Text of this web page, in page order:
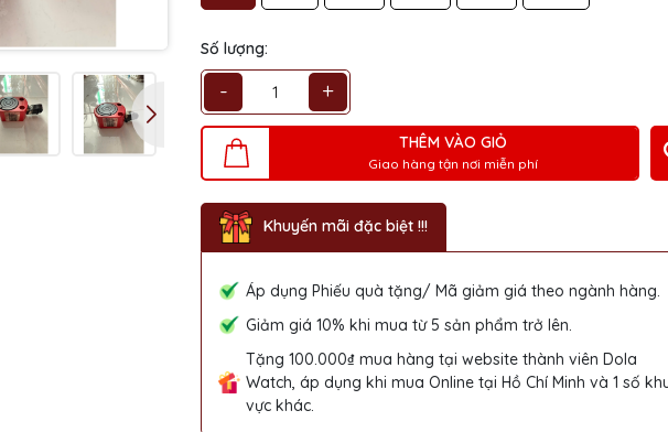
Số lượng:
- +
THÊM VÀO GIỎ
Giao hàng tận nơi miễn phí
Khuyến mãi đặc biệt !!!
Áp dụng Phiếu quà tặng/ Mã giảm giá theo ngành hàng.
Giảm giá 10% khi mua từ 5 sản phẩm trở lên.
Tặng 100.000₫ mua hàng tại website thành viên Dola
Watch, áp dụng khi mua Online tại Hồ Chí Minh và 1 số
vực khác.